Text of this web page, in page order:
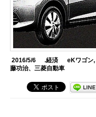
2016/5/6 .経済 eKワゴン,
藤功治、三菱自動車